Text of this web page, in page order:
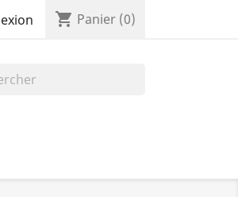
shopping_cart Panier (0)